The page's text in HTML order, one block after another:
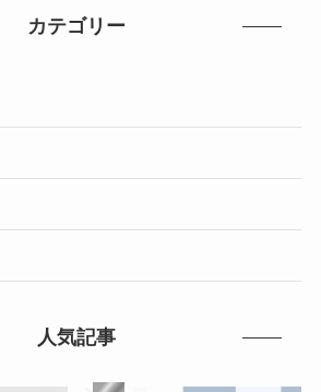
カテゴリー
人気記事